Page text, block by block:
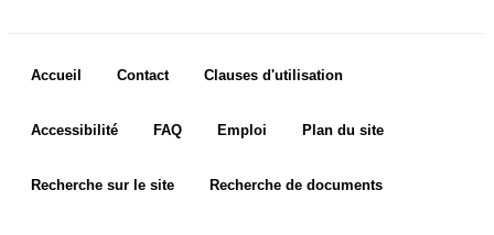
Affaires contentieuses
classées par Etat
classées par procédures
Footer menu
Accueil Contact Clauses d'utilisation
Accessibilité FAQ Emploi Plan du site
Recherche sur le site Recherche de documents